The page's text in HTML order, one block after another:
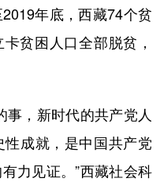
年底，西藏74个贫
贫困人口全部脱贫，
，新时代的共产党人
成就，是中国共产党
力见证。”西藏社会科